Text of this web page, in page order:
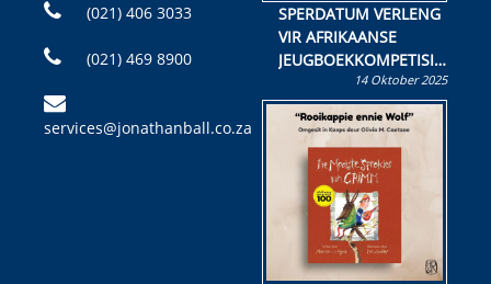
(021) 406 3033
(021) 469 8900
services@jonathanball.co.za
SPERDATUM VERLENG
VIR AFRIKAANSE
JEUGBOEKKOMPETISIE
Skryf ’n jeugboek of
kinderboek en staan ’n
kans om R50 000 te
wen!
14 Oktober 2025